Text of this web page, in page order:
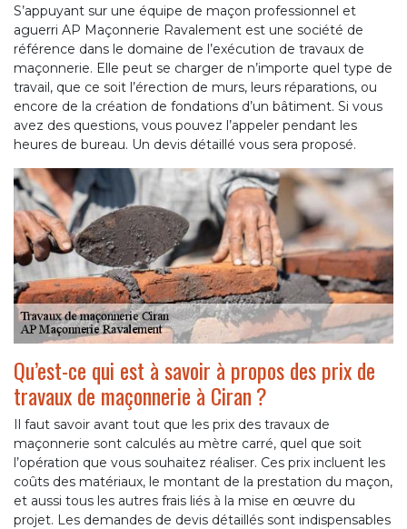
S’appuyant sur une équipe de maçon professionnel et
aguerri AP Maçonnerie Ravalement est une société de
référence dans le domaine de l’exécution de travaux de
maçonnerie. Elle peut se charger de n’importe quel type de
travail, que ce soit l’érection de murs, leurs réparations, ou
encore de la création de fondations d’un bâtiment. Si vous
avez des questions, vous pouvez l’appeler pendant les
heures de bureau. Un devis détaillé vous sera proposé.
Qu’est-ce qui est à savoir à propos des prix de
travaux de maçonnerie à Ciran ?
Il faut savoir avant tout que les prix des travaux de
maçonnerie sont calculés au mètre carré, quel que soit
l’opération que vous souhaitez réaliser. Ces prix incluent les
coûts des matériaux, le montant de la prestation du maçon,
et aussi tous les autres frais liés à la mise en œuvre du
projet. Les demandes de devis détaillés sont indispensables